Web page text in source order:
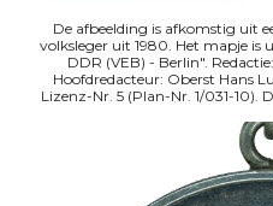
De afbeelding is afkomstig uit
volksleger uit 1980. Het mapje is
DDR (VEB) - Berlin".
Hoofdredacteur: Oberst Hans
Lizenz-Nr. 5 (Plan-Nr. 1/031-10).